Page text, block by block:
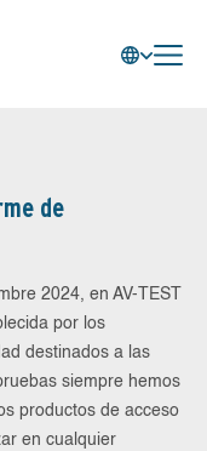
de
2024, en AV-TEST
por los
destinados a las
siempre hemos
productos de acceso
en cualquier